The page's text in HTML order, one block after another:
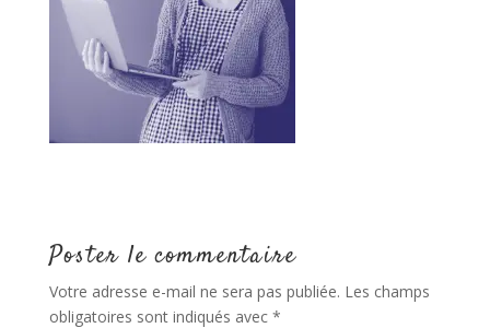
Poster le commentaire
Votre adresse e-mail ne sera pas publiée. Les champs
obligatoires sont indiqués avec *